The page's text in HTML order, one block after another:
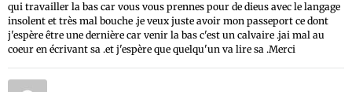
qui travailler la bas car vous vous prennes pour de dieus avec le langage
insolent et très mal bouche .je veux juste avoir mon passeport ce dont
j'espère être une dernière car venir la bas c'est un calvaire .jai mal au
coeur en écrivant sa .et j'espère que quelqu'un va lire sa .Merci